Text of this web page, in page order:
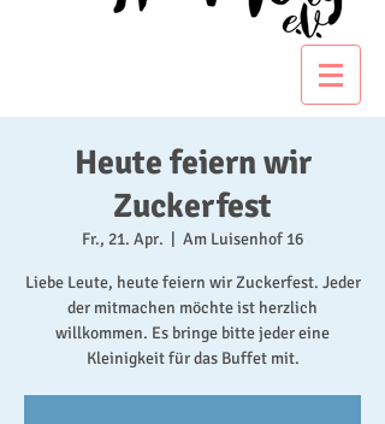
Heute feiern wir
Zuckerfest
Fr., 21. Apr. Am Luisenhof 16
Liebe Leute, heute feiern wir Zuckerfest. Jeder
der mitmachen möchte ist herzlich
willkommen. Es bringe bitte jeder eine
Kleinigkeit für das Buffet mit.